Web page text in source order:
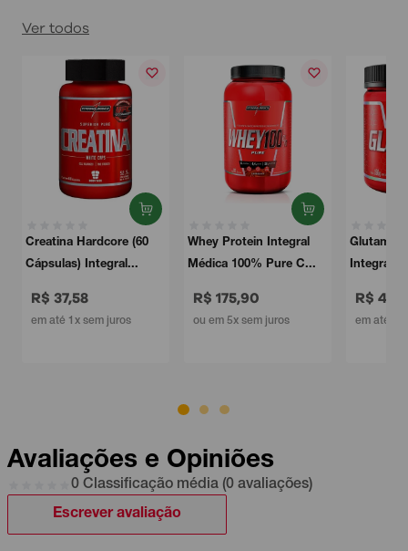
Ver todos
Hardcore (60
Integral...
37,58
até 1x sem juros
Whey Protein Integral
Médica 100% Pure C...
R$ 175,90
ou em 5x sem juros
Glutamina Natural
Integral Médica
R$ 45,46
em até 1x sem juros
Avaliações e Opiniões
0 Classificação média (0 avaliações)
Escrever avaliação